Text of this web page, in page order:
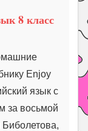
8 класс
Enjoy
язык с
за восьмой
Биболетова,